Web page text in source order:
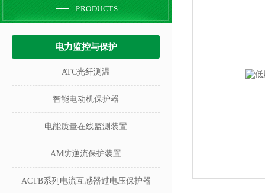
PRODUCTS
电力监控与保护
ATC光纤测温
智能电动机保护器
电能质量在线监测装置
AM防逆流保护装置
ACTB系列电流互感器过电压保护器